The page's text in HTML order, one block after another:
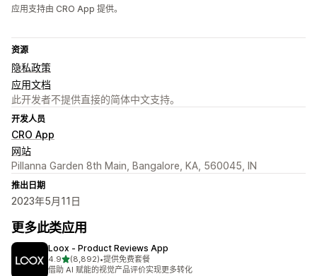
应用支持由 CRO App 提供。
资源
隐私政策
应用文档
此开发者不提供直接的简体中文支持。
开发人员
CRO App
网站
Pillanna Garden 8th Main, Bangalore, KA, 560045, IN
推出日期
2023年5月11日
更多此类应用
Loox ‑ Product Reviews App
4.9星（满分 5 星）
(8,892)
总共 8892 条评论
•提供免费套餐
借助 AI 赋能的视觉产品评价实现更多转化